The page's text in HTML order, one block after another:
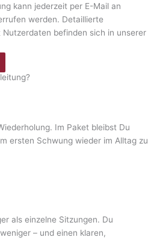
kann jederzeit per E-Mail an
werden. Detaillierte
befinden sich in unserer
Im Paket bleibst Du
ersten Schwung wieder im Alltag zu
als einzelne Sitzungen. Du
– und einen klaren,